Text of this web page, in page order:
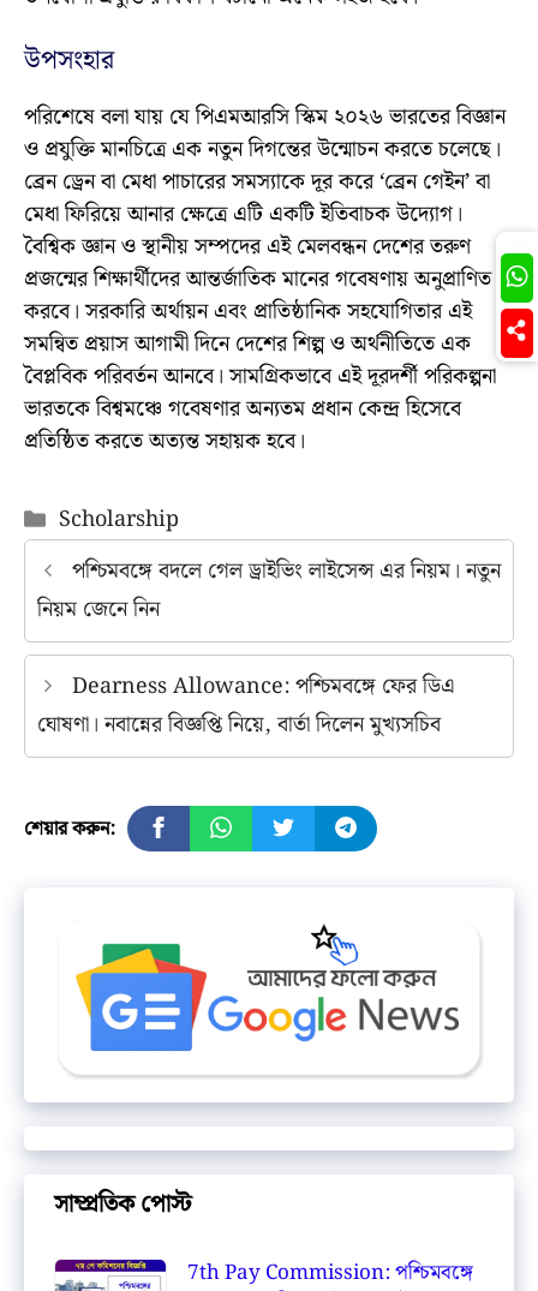
উপসংহার
পরিশেষে বলা যায় যে পিএমআরসি স্কিম ২০২৬ ভারতের বিজ্ঞান
ও প্রযুক্তি মানচিত্রে এক নতুন দিগন্তের উন্মোচন করতে চলেছে।
ব্রেন ড্রেন বা মেধা পাচারের সমস্যাকে দূর করে ‘ব্রেন গেইন’ বা
মেধা ফিরিয়ে আনার ক্ষেত্রে এটি একটি ইতিবাচক উদ্যোগ।
বৈশ্বিক জ্ঞান ও স্থানীয় সম্পদের এই মেলবন্ধন দেশের তরুণ
প্রজন্মের শিক্ষার্থীদের আন্তর্জাতিক মানের গবেষণায় অনুপ্রাণিত
করবে। সরকারি অর্থায়ন এবং প্রাতিষ্ঠানিক সহযোগিতার এই
সমন্বিত প্রয়াস আগামী দিনে দেশের শিল্প ও অর্থনীতিতে এক
বৈপ্লবিক পরিবর্তন আনবে। সামগ্রিকভাবে এই দূরদর্শী পরিকল্পনা
ভারতকে বিশ্বমঞ্চে গবেষণার অন্যতম প্রধান কেন্দ্র হিসেবে
প্রতিষ্ঠিত করতে অত্যন্ত সহায়ক হবে।
Categories
Scholarship
পশ্চিমবঙ্গে বদলে গেল ড্রাইভিং লাইসেন্স এর নিয়ম। নতুন
নিয়ম জেনে নিন
Dearness Allowance: পশ্চিমবঙ্গে ফের ডিএ
ঘোষণা। নবান্নের বিজ্ঞপ্তি নিয়ে, বার্তা দিলেন মুখ্যসচিব
শেয়ার করুন:
সাম্প্রতিক পোস্ট
7th Pay Commission: পশ্চিমবঙ্গে